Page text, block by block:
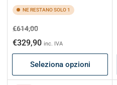
NE RESTANO SOLO 1
Prezzo
di
listino
€614,00Prezzo
scontato
€329,90 inc. IVA
Seleziona opzioni